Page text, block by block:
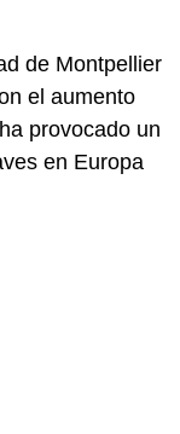
de Montpellier
el aumento
provocado un
en Europa